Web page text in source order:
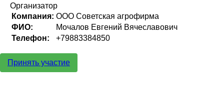
Организатор
Компания: ООО Советская агрофирма
ФИО:
Мочалов Евгений Вячеславович
Телефон:
+79883384850
Принять участие